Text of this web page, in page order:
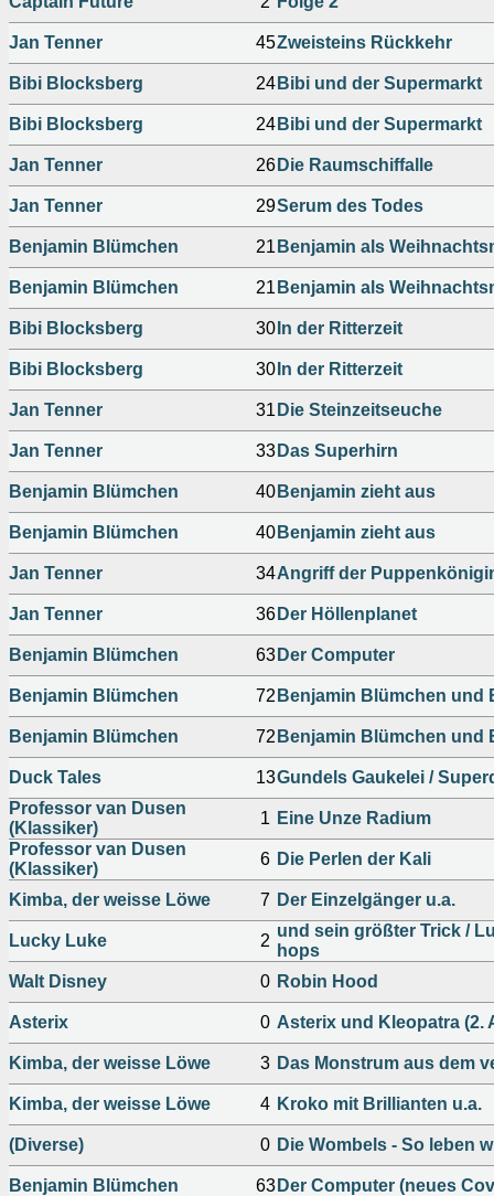
Jan Tenner 45Zweisteins Rückkehr
Bibi Blocksberg 24 Bibi und der Supermarkt
Bibi Blocksberg 24 Bibi und der Supermarkt
Jan Tenner 26 Die Raumschiffalle
Jan Tenner 29Serum des Todes
Benjamin Blümchen 21 Benjamin als
Benjamin Blümchen 21 Benjamin als
Bibi Blocksberg 30 In der Ritterzeit
Bibi Blocksberg 30 In der Ritterzeit
Jan Tenner 31 Die Steinzeitseuche
Jan Tenner 33 Das Superhirn
Benjamin Blümchen 40 Benjamin zieht aus
Benjamin Blümchen 40 Benjamin zieht aus
Jan Tenner 34Angriff der
Jan Tenner 36 Der Höllenplanet
Benjamin Blümchen 63 Der Computer
Benjamin Blümchen 72 Benjamin Blümchen und
Benjamin Blümchen 72 Benjamin Blümchen und
Duck Tales 13Gundels Gaukelei /
Professor van Dusen
(Klassiker)
1 Eine Unze Radium
Professor van Dusen
(Klassiker)
6 Die Perlen der Kali
Kimba, der weisse Löwe 7 Der Einzelgänger u.a.
Lucky Luke 2
und sein größter Trick /
hops
Walt Disney
0 Robin Hood
Asterix 0 Asterix und Kleopatra (2.
Kimba, der weisse Löwe 3 Das Monstrum aus dem
Kimba, der weisse Löwe 4 Kroko mit Brillianten u.a.
(Diverse) 0 Die Wombels - So leben
Benjamin Blümchen 63 Der Computer (neues